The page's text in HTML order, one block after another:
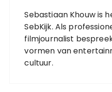
Sebastiaan Khouw is
SebKijk. Als
filmjournalist
vormen van
cultuur.